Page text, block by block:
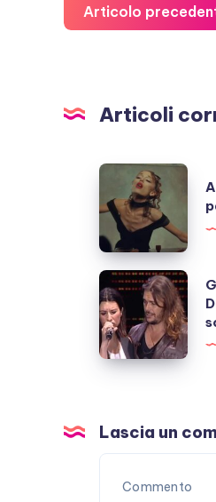
Articolo
Articoli
Ariana
Grande
prende
una
pausa,
fan
preoccupati
Gianluca
Grignani:
Destinazione
paradiso
Laura
Pausini?
Lascia un